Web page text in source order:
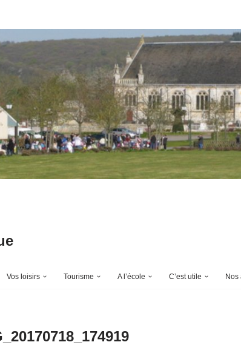
Vos loisirs Tourisme A l’école C’est utile Nos